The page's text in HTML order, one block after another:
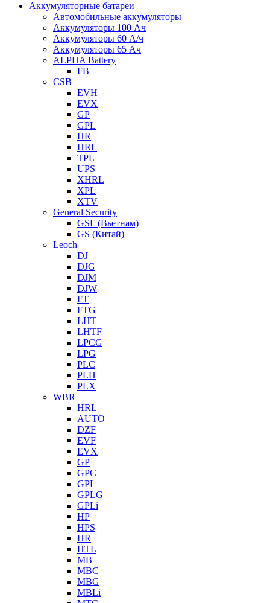
Аккумуляторные батареи
Автомобильные аккумуляторы
Аккумуляторы 100 Ач
Аккумуляторы 60 А/ч
Аккумуляторы 65 Ач
ALPHA Battery
FB
CSB
EVH
EVX
GP
GPL
HR
HRL
TPL
UPS
XHRL
XPL
XTV
General Security
GSL (Вьетнам)
GS (Китай)
Leoch
DJ
DJG
DJM
DJW
FT
FTG
LHT
LHTF
LPCG
LPG
PLC
PLH
PLX
WBR
HRL
AUTO
DZF
EVF
EVX
GP
GPC
GPL
GPLG
GPLi
HP
HPS
HR
HTL
MB
MBC
MBG
MBLi